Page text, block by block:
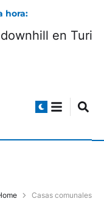
hora:
en Turi
Casas comunales